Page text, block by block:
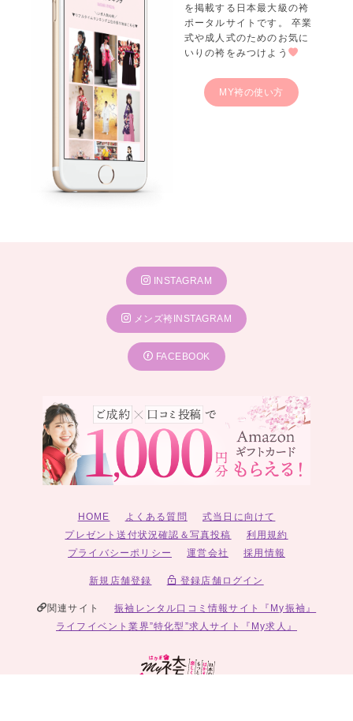
を掲載する日本最大級の袴
ポータルサイトです。 卒業
式や成人式のためのお気に
いりの袴をみつけよう
MY袴の使い方
INSTAGRAM
メンズ袴INSTAGRAM
FACEBOOK
HOME よくある質問
式当日に向けて
プレゼント送付状況確認＆写真投稿
利用規約
プライバシーポリシー
運営会社 採用情報
新規店舗登録 登録店舗ログイン
関連サイト
振袖レンタル口コミ情報サイト『My振袖』
ライフイベント業界”特化型”求人サイト『My求人』